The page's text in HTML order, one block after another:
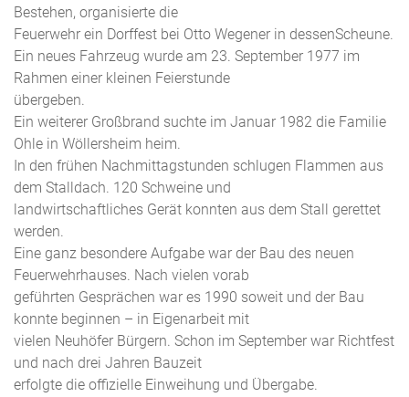
Bestehen, organisierte die
Feuerwehr ein Dorffest bei Otto Wegener in dessenScheune.
Ein neues Fahrzeug wurde am 23. September 1977 im
Rahmen einer kleinen Feierstunde
übergeben.
Ein weiterer Großbrand suchte im Januar 1982 die Familie
Ohle in Wöllersheim heim.
In den frühen Nachmittagstunden schlugen Flammen aus
dem Stalldach. 120 Schweine und
landwirtschaftliches Gerät konnten aus dem Stall gerettet
werden.
Eine ganz besondere Aufgabe war der Bau des neuen
Feuerwehrhauses. Nach vielen vorab
geführten Gesprächen war es 1990 soweit und der Bau
konnte beginnen – in Eigenarbeit mit
vielen Neuhöfer Bürgern. Schon im September war Richtfest
und nach drei Jahren Bauzeit
erfolgte die offizielle Einweihung und Übergabe.